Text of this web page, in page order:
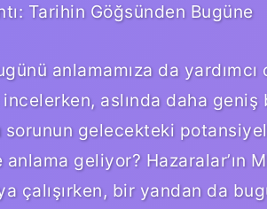
Tarihin Göğsünden Bugüne
anlamamıza da yardımcı
incelerken, aslında daha
gelecekteki
geliyor? Hazaralar’ın
çalışırken, bir yandan da